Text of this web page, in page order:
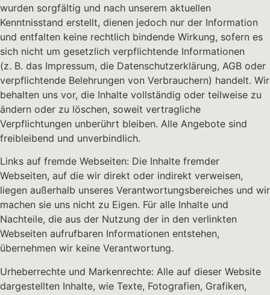
wurden sorgfältig und nach unserem aktuellen
Kenntnisstand erstellt, dienen jedoch nur der Information
und entfalten keine rechtlich bindende Wirkung, sofern es
sich nicht um gesetzlich verpflichtende Informationen
(z. B. das Impressum, die Datenschutzerklärung, AGB oder
verpflichtende Belehrungen von Verbrauchern) handelt. Wir
behalten uns vor, die Inhalte vollständig oder teilweise zu
ändern oder zu löschen, soweit vertragliche
Verpflichtungen unberührt bleiben. Alle Angebote sind
freibleibend und unverbindlich.
Links auf fremde Webseiten: Die Inhalte fremder
Webseiten, auf die wir direkt oder indirekt verweisen,
liegen außerhalb unseres Verantwortungsbereiches und wir
machen sie uns nicht zu Eigen. Für alle Inhalte und
Nachteile, die aus der Nutzung der in den verlinkten
Webseiten aufrufbaren Informationen entstehen,
übernehmen wir keine Verantwortung.
Urheberrechte und Markenrechte: Alle auf dieser Website
dargestellten Inhalte, wie Texte, Fotografien, Grafiken,